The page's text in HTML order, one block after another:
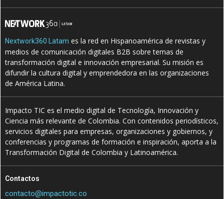
Nextwork360 Latam es la red en Hispanoamérica de revistas y
medios de comunicación digitales B2B sobre temas de
transformación digital e innovación empresarial. Su misión es
difundir la cultura digital y emprendedora en las organizaciones
de América Latina.
Impacto TIC es el medio digital de Tecnología, Innovación y
Ciencia más relevante de Colombia. Con contenidos periodísticos,
servicios digitales para empresas, organizaciones y gobiernos, y
conferencias y programas de formación e inspiración, aporta a la
Transformación Digital de Colombia y Latinoamérica.
Contactos
contacto@impactotic.co